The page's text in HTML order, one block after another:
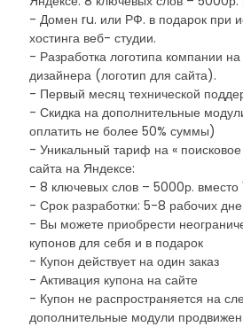
- Домен ru. или РФ. в подарок при
хостинга веб- студии.
- Разработка логотипа компании
дизайнера (логотип для сайта).
- Первый месяц технической
- Скидка на дополнительные
оплатить не более 50% суммы)
- Уникальный тариф на «
сайта на Яндексе:
- 8 ключевых слов – 5000р. вместо
- Срок разработки: 5-8 рабочих
- Вы можете приобрести
купонов для себя и в подарок
- Купон действует на один заказ
- Активация купона на сайте
- Купон не распространяется на
дополнительные модули